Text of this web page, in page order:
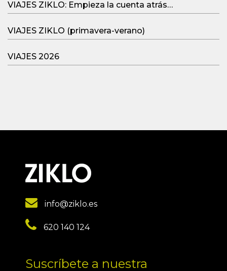
VIAJES ZIKLO: Empieza la cuenta atrás…
VIAJES ZIKLO (primavera-verano)
VIAJES 2026
info@ziklo.es
620 140 124
Suscríbete a nuestra